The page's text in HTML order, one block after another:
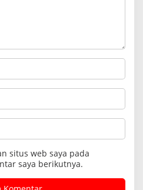
situs web saya pada
saya berikutnya.